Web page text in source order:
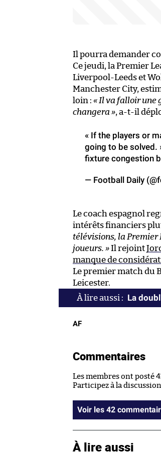
Il pourra demander
Ce jeudi, la Premier
Liverpool-Leeds et
Manchester City,
loin : « Il va falloir une
changera », a-t-il
« If the players or
going to be solved.
fixture congestion
— Football Daily
Le coach espagnol
intérêts financiers
télévisions, la Premier
joueurs. »Il rejoint
manque de
Le premier match du
Leicester.
La
AF
Commentaires
Les membres ont posté
Participez à la discussion
Voir les 42
À lire aussi